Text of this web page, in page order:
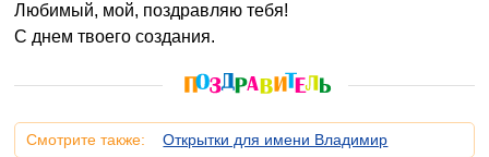
Любимый, мой, поздравляю тебя!
С днем твоего создания.
Смотрите также: Открытки для имени Владимир